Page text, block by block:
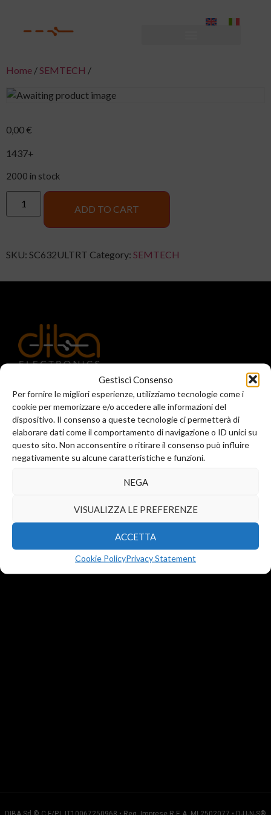
Gestisci Consenso
Per fornire le migliori esperienze, utilizziamo tecnologie come i
cookie per memorizzare e/o accedere alle informazioni del
dispositivo. Il consenso a queste tecnologie ci permetterà di
elaborare dati come il comportamento di navigazione o ID unici su
questo sito. Non acconsentire o ritirare il consenso può influire
negativamente su alcune caratteristiche e funzioni.
NEGA
VISUALIZZA LE PREFERENZE
ACCETTA
Cookie PolicyPrivacy Statement
Home /SEMTECH /
0,00 €
1437+
2000 in stock
ADD TO CART
SKU: SC632ULTRT Category: SEMTECH
Registered office and commercial office:
Via Valera, 6
Arese (MI) 20044
T.+39 02 99246521
F. +39 02 45508472
info@diba-srl.com
Via Reggio Emilia 34
Assago (MI) 20090
T.+39 02 23052409